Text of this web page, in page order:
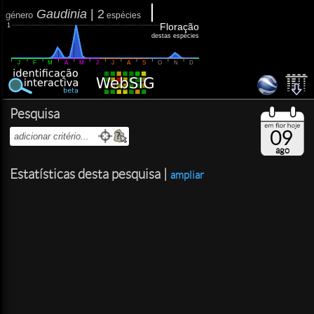
género Gaudinia 2 espécies
1
J F M A M J J A S O N D
Floração
destas espécies
Pesquisa
Estatísticas desta pesquisa | ampliar
09
ago